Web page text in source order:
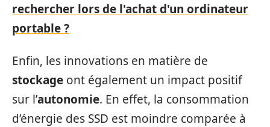
rechercher lors de l'achat d'un ordinateur
portable ?
Enfin, les innovations en matière de
stockage ont également un impact positif
sur l’autonomie. En effet, la consommation
d’énergie des SSD est moindre comparée à